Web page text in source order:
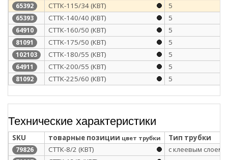
65392 СТТК-115/34 (КВТ) 5
65393 СТТК-140/40 (КВТ) 5
64910 СТТК-160/50 (КВТ) 5
81091 CTTK-175/50 (КВТ) 5
102103 СТТК-180/55 (КВТ) 5
64911 СТТК-200/55 (КВТ) 5
81092 CTTK-225/60 (КВТ) 5
Технические характеристики
SKU товарные позиции цвет трубки Тип трубки
79826 СТТК-8/2 (КВТ) с клеевым слоем